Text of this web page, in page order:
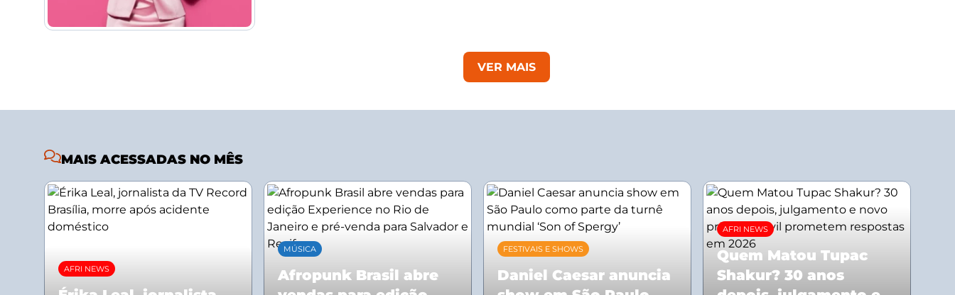
VER MAIS
MAIS ACESSADAS NO MÊS
AFRI NEWS
MÚSICA
Afropunk Brasil abre
FESTIVAIS E SHOWS
Daniel Caesar anuncia
AFRI NEWS
Quem Matou Tupac
Shakur? 30 anos